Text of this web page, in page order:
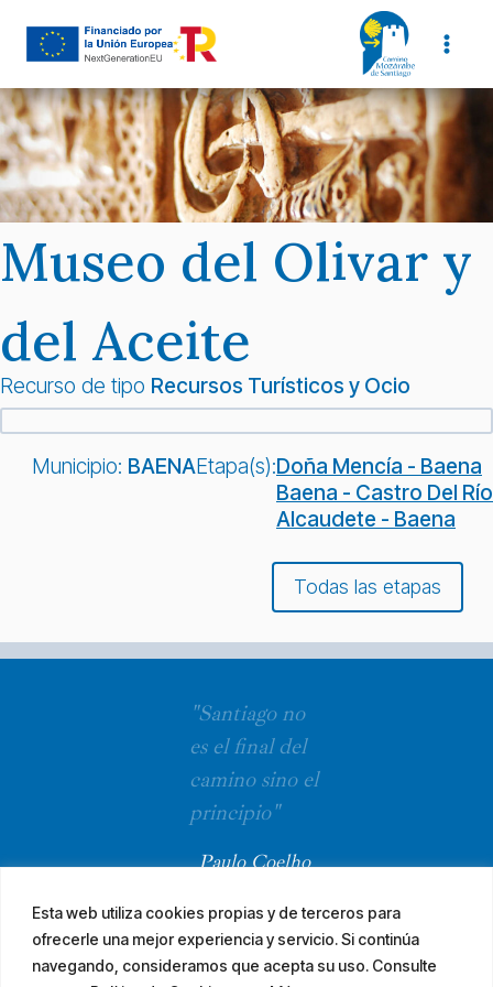
Esta web utiliza cookies propias y de terceros para
ofrecerle una mejor experiencia y servicio. Si continúa
navegando, consideramos que acepta su uso. Consulte
Museo del Olivar y
del Aceite
Recurso de tipo Recursos Turísticos y Ocio
Municipio: BAENAEtapa(s):Doña Mencía - Baena
Baena - Castro Del Río
Alcaudete - Baena
Todas las etapas
"Santiago no
es el final del
camino sino el
principio"
Paulo Coelho